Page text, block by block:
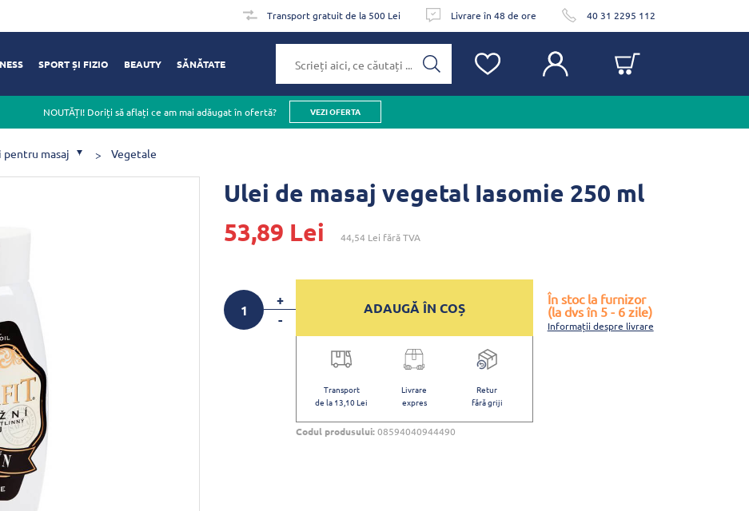
Transport gratuit de la 500 Lei Livrare în 48 de ore 40 31 2295 112
SPORT ȘI FIZIO BEAUTY SĂNĂTATE
NOUTĂȚI! Doriți să aflați ce am mai adăugat în ofertă? VEZI OFERTA
pentru masaj Vegetale
Ulei de masaj vegetal Iasomie 250 ml
53,89 Lei
44,54 Lei fără TVA
+
-
În stoc la furnizor
(la dvs în 5 - 6 zile)
Informații despre livrare
ADAUGĂ ÎN COȘ
Transport
de la 13,10 Lei
Livrare
expres
Retur
fără griji
Codul produsului:08594040944490